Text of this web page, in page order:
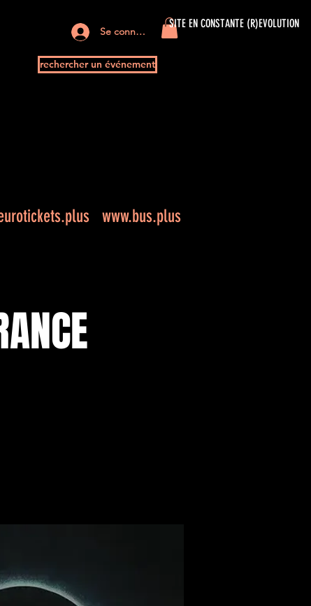
SITE EN CONSTANTE (R)EVOLUTION
Se connecter
rechercher un événement
www.bus.plus